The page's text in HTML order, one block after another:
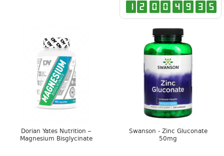
Dorian Yates Nutrition –
Magnesium Bisglycinate
1 2 0 0 4 9 3 4
Swanson - Zinc Gluconate
50mg